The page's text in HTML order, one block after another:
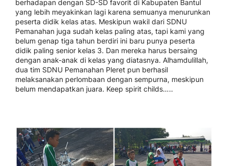
berhadapan dengan SD-SD favorit di Kabupaten Bantul
yang lebih meyakinkan lagi karena semuanya menurunkan
peserta didik kelas atas. Meskipun wakil dari SDNU
Pemanahan juga sudah kelas paling atas, tapi kami yang
belum genap tiga tahun berdiri ini baru punya peserta
didik paling senior kelas 3. Dan mereka harus bersaing
dengan anak-anak di kelas yang diatasnya. Alhamdulillah,
dua tim SDNU Pemanahan Pleret pun berhasil
melaksanakan perlombaan dengan sempurna, meskipun
belum mendapatkan juara. Keep spirit childs…..